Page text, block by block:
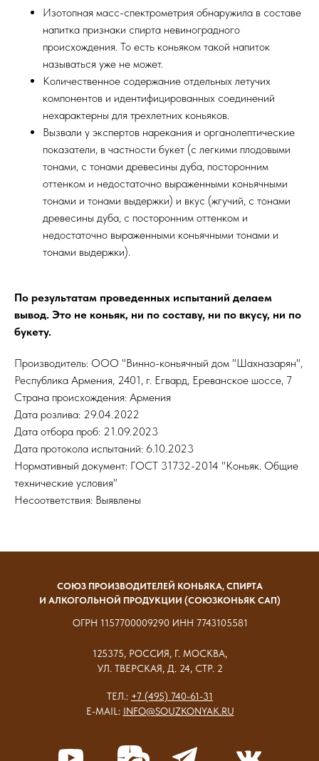
Изотопная масс-спектрометрия обнаружила в составе
напитка признаки спирта невиноградного
происхождения. То есть коньяком такой напиток
называться уже не может.
Количественное содержание отдельных летучих
компонентов и идентифицированных соединений
нехарактерны для трехлетних коньяков.
Вызвали у экспертов нарекания и органолептические
показатели, в частности букет (с легкими плодовыми
тонами, с тонами древесины дуба, посторонним
оттенком и недостаточно выраженными коньячными
тонами и тонами выдержки) и вкус (жгучий, с тонами
древесины дуба, с посторонним оттенком и
недостаточно выраженными коньячными тонами и
тонами выдержки).
По результатам проведенных испытаний делаем
вывод. Это не коньяк, ни по составу, ни по вкусу, ни по
букету.
Производитель: ООО "Винно-коньячный дом "Шахназарян",
Республика Армения, 2401, г. Егвард, Ереванское шоссе, 7
Страна происхождения: Армения
Дата розлива: 29.04.2022
Дата отбора проб: 21.09.2023
Дата протокола испытаний: 6.10.2023
Нормативный документ: ГОСТ 31732-2014 "Коньяк. Общие
технические условия"
Несоответствия: Выявлены
СОЮЗ ПРОИЗВОДИТЕЛЕЙ КОНЬЯКА, СПИРТА
И АЛКОГОЛЬНОЙ ПРОДУКЦИИ (СОЮЗКОНЬЯК САП)
125375, РОССИЯ, Г. МОСКВА,
УЛ. ТВЕРСКАЯ, Д. 24, СТР. 2
ТЕЛ.: +7 (495) 740-61-31
E-MAIL: INFO@SOUZKONYAK.RU
ОГРН 1157700009290 ИНН 7743105581